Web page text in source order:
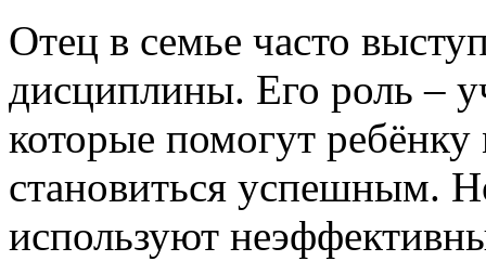
Отец в семье часто
дисциплины. Его роль –
которые помогут
становиться успешным.
используют